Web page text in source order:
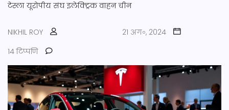
टेस्ला यूरोपीय संघ इलेक्ट्रिक वाहन चीन
NIKHIL ROY
21 अग॰, 2024
14 टिप्पणि